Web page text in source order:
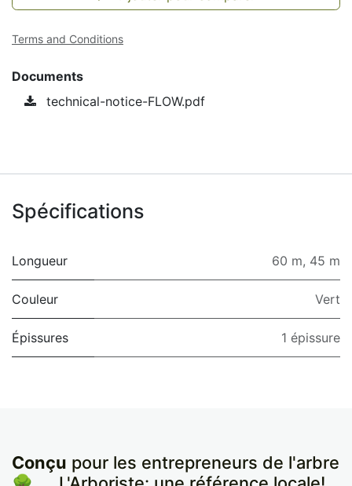
Terms and Conditions
Documents
technical-notice-FLOW.pdf
Spécifications
Longueur 60 m, 45 m
Couleur Vert
Épissures 1 épissure
Conçu pour les entrepreneurs de l'arbre